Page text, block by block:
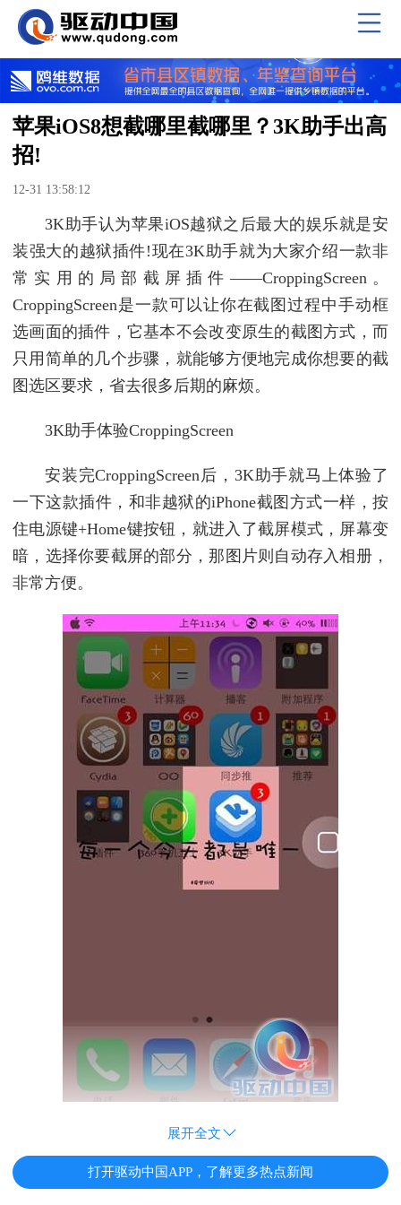
苹果iOS8想截哪里截哪里？3K助手出高
招!
12-31 13:58:12
3K助手认为苹果iOS越狱之后最大的娱乐就是安
装强大的越狱插件!现在3K助手就为大家介绍一款非
常实用的局部截屏插件——CroppingScreen。
CroppingScreen是一款可以让你在截图过程中手动框
选画面的插件，它基本不会改变原生的截图方式，而
只用简单的几个步骤，就能够方便地完成你想要的截
图选区要求，省去很多后期的麻烦。
3K助手体验CroppingScreen
安装完CroppingScreen后，3K助手就马上体验了
一下这款插件，和非越狱的iPhone截图方式一样，按
住电源键+Home键按钮，就进入了截屏模式，屏幕变
暗，选择你要截屏的部分，那图片则自动存入相册，
非常方便。
展开全文
打开驱动中国APP，了解更多热点新闻